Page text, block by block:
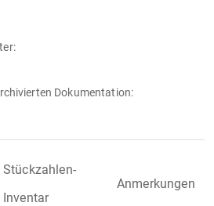
Dokumentation:
Stückzahlen-
Inventar
Anmerkungen